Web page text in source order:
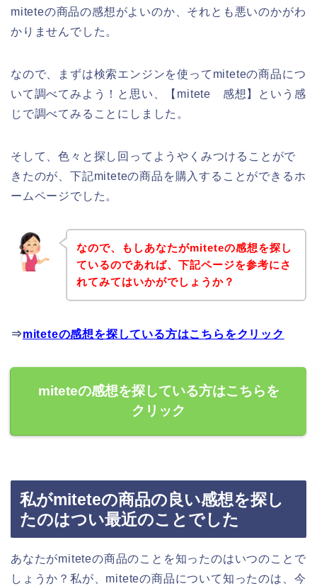
miteteの商品の感想がよいのか、それとも悪いのかがわ
かりませんでした。
なので、まずは検索エンジンを使ってmiteteの商品につ
いて調べてみよう！と思い、【mitete 感想】という感
じで調べてみることにしました。
そして、色々と探し回ってようやくみつけることがで
きたのが、下記miteteの商品を購入することができるホ
ームページでした。
なので、もしあなたがmiteteの感想を探し
ているのであれば、下記ページを参考にさ
れてみてはいかがでしょうか？
⇒miteteの感想を探している方はこちらをクリック
miteteの感想を探している方はこちらを
クリック
私がmiteteの商品の良い感想を探し
たのはつい最近のことでした
あなたがmiteteの商品のことを知ったのはいつのことで
しょうか？私が、miteteの商品について知ったのは、今